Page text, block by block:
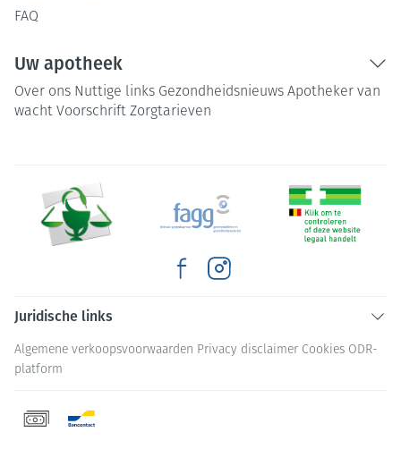
FAQ
Uw apotheek
Over ons Nuttige links Gezondheidsnieuws Apotheker van
wacht Voorschrift Zorgtarieven
Juridische links
Algemene verkoopsvoorwaarden Privacy disclaimer Cookies ODR-
platform